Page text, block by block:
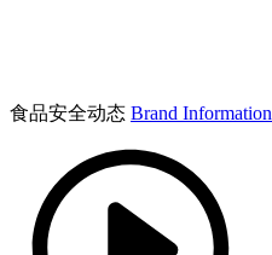
食品安全动态 Brand Information